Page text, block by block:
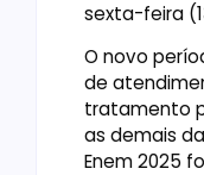
sexta-feira
O novo
de
tratamento
as demais
Enem 2025